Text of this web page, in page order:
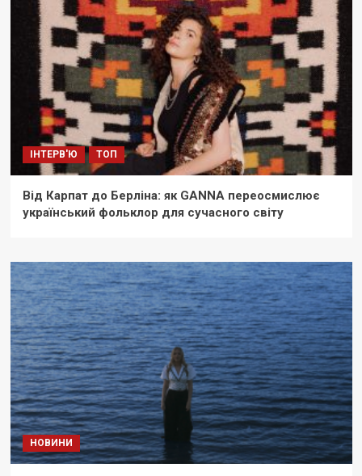
ІНТЕРВ'Ю ТОП
Від Карпат до Берліна: як GANNA переосмислює
український фольклор для сучасного світу
НОВИНИ